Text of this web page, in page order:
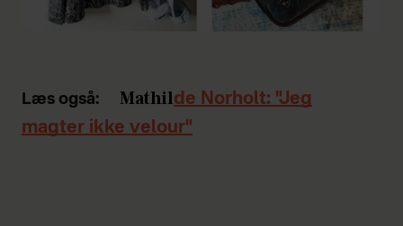
Læs også: Mathilde Norholt: "Jeg
magter ikke velour"